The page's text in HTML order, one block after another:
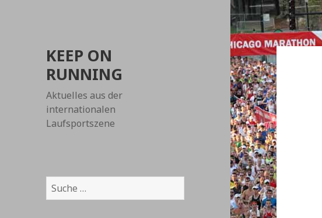
KEEP ON
RUNNING
Aktuelles aus der
internationalen
Laufsportszene
Suche
nach: